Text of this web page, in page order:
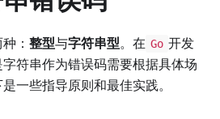
： 整型与字符串型。在 Go 开发
符串作为错误码需要根据具体场
一些指导原则和最佳实践。